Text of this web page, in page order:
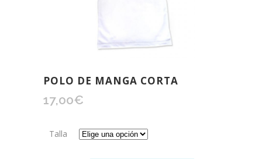
POLO DE MANGA CORTA
17,00€
Talla